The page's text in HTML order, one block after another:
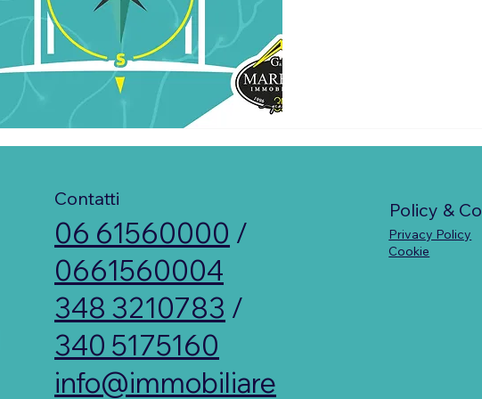
Contatti
06 61560000 /
0661560004
348 3210783 /
340 5175160
info@immobiliare
Policy &
Privacy Policy
Cookie